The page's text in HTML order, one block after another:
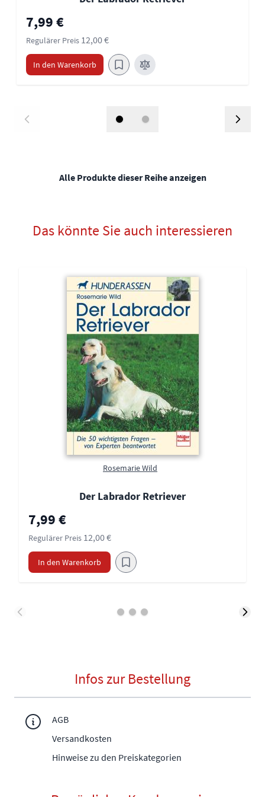
Sonderpreis
7,99 €
Regulärer Preis 12,00 €
In den Warenkorb
Alle Produkte dieser Reihe anzeigen
Das könnte Sie auch interessieren
Rosemarie Wild
Der Labrador Retriever
Sonderpreis
7,99 €
Regulärer Preis 12,00 €
In den Warenkorb
Infos zur Bestellung
AGB
Versandkosten
Hinweise zu den Preiskategorien